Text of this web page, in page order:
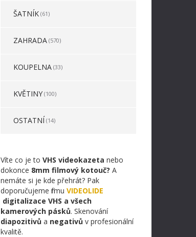
ŠATNÍK (61)
ZAHRADA (570)
KOUPELNA (33)
KVĚTINY (100)
OSTATNÍ (14)
Víte co je to VHS videokazeta nebo
dokonce 8mm filmový kotouč? A
nemáte si je kde přehrát? Pak
doporučujeme firmu VIDEOLIDE
digitalizace VHS a všech
kamerových pásků. Skenování
diapozitivů a negativů v profesionální
kvalitě.